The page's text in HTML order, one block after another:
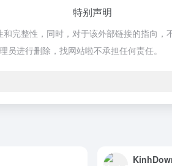
特别声明
完整性，同时，对于该外部链接的指向
进行删除，找网站啦不承担任何责任。